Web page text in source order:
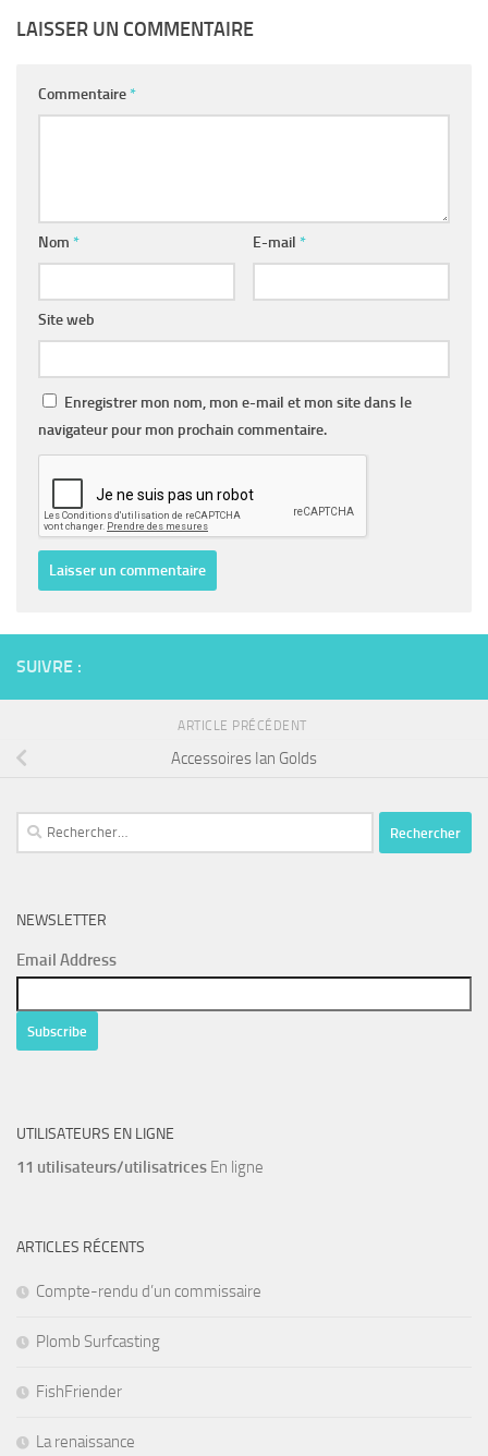
LAISSER UN COMMENTAIRE
Commentaire *
Nom * E-mail *
Site web
Enregistrer mon nom, mon e-mail et mon site dans le
navigateur pour mon prochain commentaire.
SUIVRE :
ARTICLE PRÉCÉDENT
Accessoires Ian Golds
Rechercher :
NEWSLETTER
Email Address
UTILISATEURS EN LIGNE
11 utilisateurs/utilisatrices En ligne
ARTICLES RÉCENTS
Compte-rendu d’un commissaire
Plomb Surfcasting
FishFriender
La renaissance